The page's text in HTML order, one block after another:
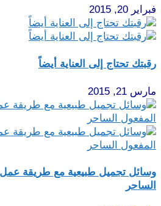
فبراير 20, 2015
رقبتك تحتاج إلى العناية أيضاً
مارس 21, 2015
وسائل تجميل طبيعية مع طريقة
الساحر